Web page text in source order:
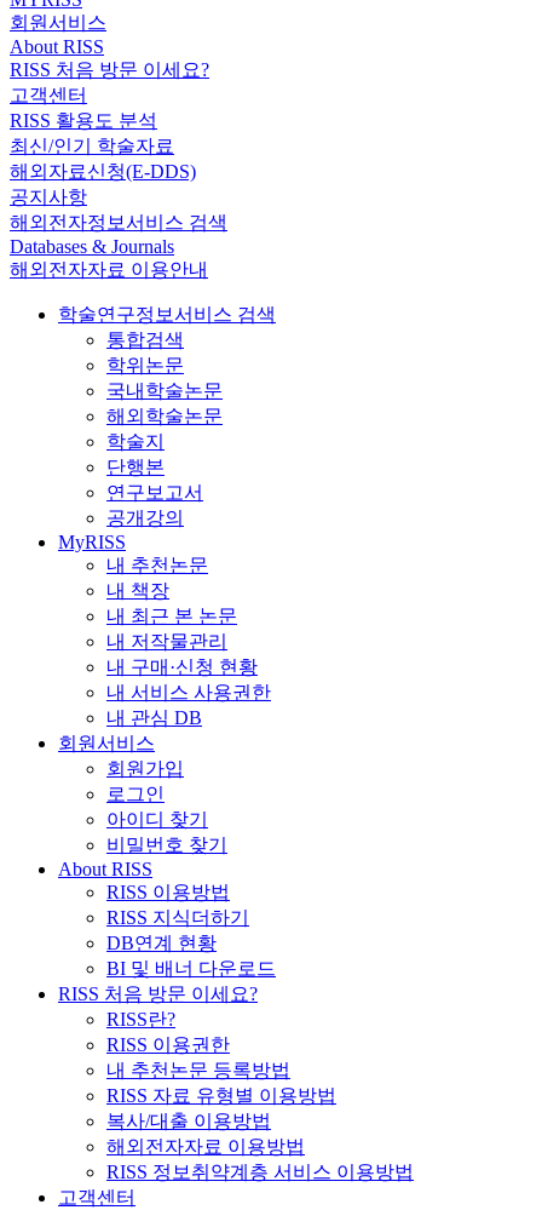
회원서비스
About RISS
RISS 처음 방문 이세요?
고객센터
RISS 활용도 분석
최신/인기 학술자료
해외자료신청(E-DDS)
공지사항
해외전자정보서비스 검색
Databases & Journals
해외전자자료 이용안내
학술연구정보서비스 검색
통합검색
학위논문
국내학술논문
해외학술논문
학술지
단행본
연구보고서
공개강의
MyRISS
내 추천논문
내 책장
내 최근 본 논문
내 저작물관리
내 구매·신청 현황
내 서비스 사용권한
내 관심 DB
회원서비스
회원가입
로그인
아이디 찾기
비밀번호 찾기
About RISS
RISS 이용방법
RISS 지식더하기
DB연계 현황
BI 및 배너 다운로드
RISS 처음 방문 이세요?
RISS란?
RISS 이용권한
내 추천논문 등록방법
RISS 자료 유형별 이용방법
복사/대출 이용방법
해외전자자료 이용방법
RISS 정보취약계층 서비스 이용방법
고객센터